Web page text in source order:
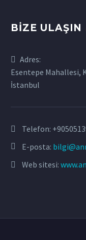
BIZE ULAŞIN
Adres:
Esentepe Mahallesi,
İstanbul
Telefon:
E-posta:
Web sitesi: